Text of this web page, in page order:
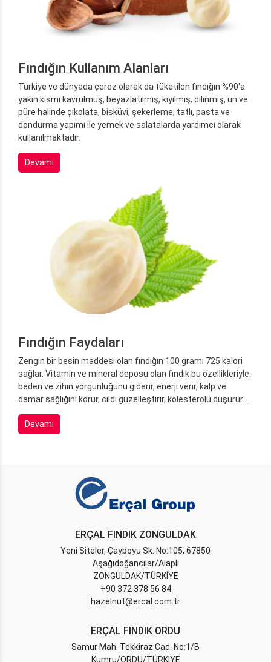
Fındığın Kullanım Alanları
Türkiye ve dünyada çerez olarak da tüketilen fındığın %90'a
yakın kısmı kavrulmuş, beyazlatılmış, kıyılmış, dilinmiş, un ve
püre halinde çikolata, bisküvi, şekerleme, tatlı, pasta ve
dondurma yapımı ile yemek ve salatalarda yardımcı olarak
kullanılmaktadır.
Devamı
Fındığın Faydaları
Zengin bir besin maddesi olan fındığın 100 gramı 725 kalori
sağlar. Vitamin ve mineral deposu olan fındık bu özellikleriyle:
beden ve zihin yorgunluğunu giderir, enerji verir, kalp ve
damar sağlığını korur, cildi güzelleştirir, kolesterolü düşürür...
Devamı
ERÇAL FINDIK ZONGULDAK
Yeni Siteler, Çayboyu Sk. No:105, 67850
Aşağıdoğancılar/Alaplı
ZONGULDAK/TÜRKİYE
+90 372 378 56 84
hazelnut@ercal.com.tr
ERÇAL FINDIK ORDU
Samur Mah. Tekkiraz Cad. No:1/B
Kumru/ORDU/TÜRKİYE